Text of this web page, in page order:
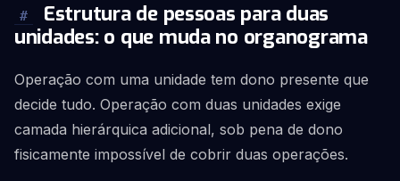
#
Estrutura de pessoas para duas
unidades: o que muda no organograma
Operação com uma unidade tem dono presente que
decide tudo. Operação com duas unidades exige
camada hierárquica adicional, sob pena de dono
fisicamente impossível de cobrir duas operações.